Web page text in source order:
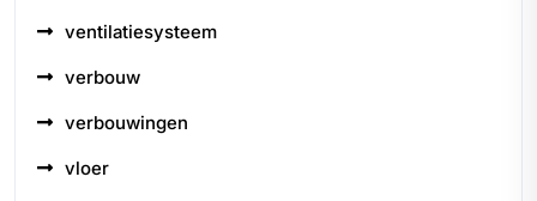
ventilatiesysteem
verbouw
verbouwingen
vloer